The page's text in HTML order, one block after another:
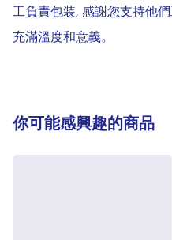
工負責包装, 感謝您支持他
充滿溫度和意義。
你可能感興趣的商品